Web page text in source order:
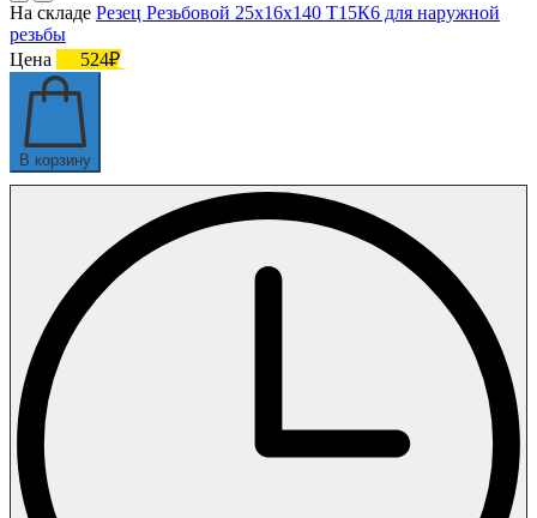
На складе Резец Резьбовой 25х16х140 Т15К6 для наружной
резьбы
Цена
524₽
В корзину